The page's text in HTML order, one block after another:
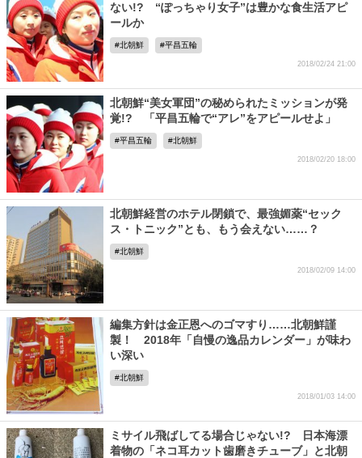
ない!? “ぽっちゃり女子”は豊かな食生活アピ
ールか
北朝鮮 平昌五輪
2018/02/24 21:00
北朝鮮“美女軍団”の秘められたミッションが発
覚!? 「平昌五輪で“アレ”をアピールせよ」
平昌五輪 北朝鮮
2018/02/20 18:00
北朝鮮経営のホテル閉鎖で、最強媚薬“セック
ス・トニック”とも、もう会えない……？
北朝鮮
2018/02/09 14:00
編集方針は金正恩へのゴマすり……北朝鮮謹
製！ 2018年「自慢の逸品カレンダー」が味わ
い深い
北朝鮮
2018/01/03 14:00
ミサイル飛ばしてる場合じゃない!? 日本海漂
着物の「ネコ耳カット歯磨きチューブ」と北朝